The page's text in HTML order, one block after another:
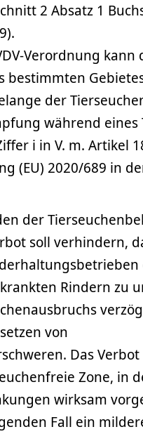
2 Absatz 1
Verordnung kann
bestimmten
der
während
i in V. m. Artikel
(EU) 2020/689 in
der
soll verhindern,
Rindern zu
von
Das
Zone, in
wirksam
Fall ein